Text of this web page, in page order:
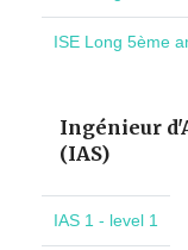
ISE Long 5ème
Ingénieur
(IAS)
IAS 1 - level 1